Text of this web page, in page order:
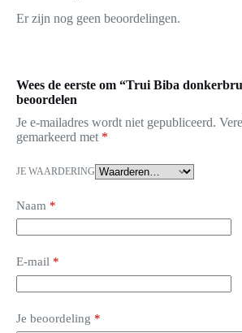
Er zijn nog geen beoordelingen.
Wees de eerste om “Trui Biba
beoordelen
Je e-mailadres wordt niet gepubliceerd.
gemarkeerd met *
JE WAARDERING
Naam *
E-mail *
Je beoordeling *